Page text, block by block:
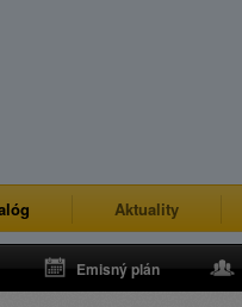
Aktuality
Emisný plán